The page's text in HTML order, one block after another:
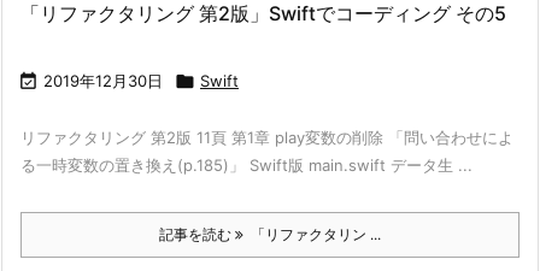
「リファクタリング 第2版」Swiftでコーディング その5
 2019年12月30日  Swift
リファクタリング 第2版 11頁 第1章 play変数の削除 「問い合わせによ
る一時変数の置き換え(p.185)」 Swift版 main.swift データ生 ...
記事を読む 「リファクタリン ...